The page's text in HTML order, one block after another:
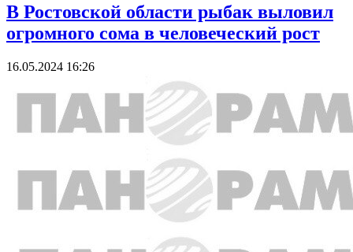
В Ростовской области рыбак выловил
огромного сома в человеческий рост
16.05.2024 16:26